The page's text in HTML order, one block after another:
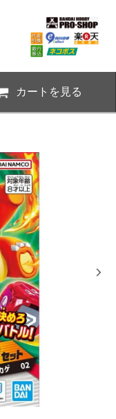
カートを見る